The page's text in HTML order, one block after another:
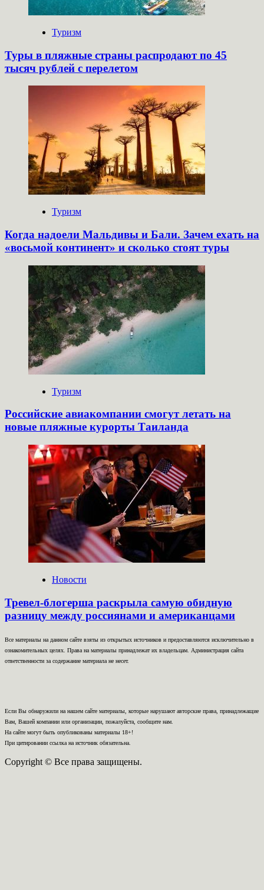
Туризм
Туры в пляжные страны распродают по 45
тысяч рублей с перелетом
Туризм
Когда надоели Мальдивы и Бали. Зачем ехать на
«восьмой континент» и сколько стоят туры
Туризм
Российские авиакомпании смогут летать на
новые пляжные курорты Таиланда
Новости
Тревел-блогерша раскрыла самую обидную
разницу между россиянами и американцами
Все материалы на данном сайте взяты из открытых источников и предоставляются исключительно в
ознакомительных целях. Права на материалы принадлежат их владельцам. Администрация сайта
ответственности за содержание материала не несет.
Если Вы обнаружили на нашем сайте материалы, которые нарушают авторские права, принадлежащие
Вам, Вашей компании или организации, пожалуйста, сообщите нам.
На сайте могут быть опубликованы материалы 18+!
При цитировании ссылка на источник обязательна.
Copyright © Все права защищены.